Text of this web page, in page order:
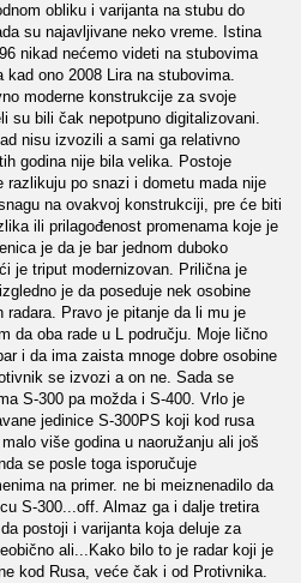
obliku i varijanta na stubu do
su najavljivane neko vreme. Istina
nikad nećemo videti na stubovima
ono 2008 Lira na stubovima.
moderne konstrukcije za svoje
su bili čak nepotpuno digitalizovani.
nisu izvozili a sami ga relativno
godina nije bila velika. Postoje
po snazi i dometu mada nije
na ovakvoj konstrukciji, pre će biti
ili prilagođenost promenama koje je
je da je bar jednom duboko
je triput modernizovan. Prilična je
je da poseduje nek osobine
radara. Pravo je pitanje da li mu je
da oba rade u L području. Moje lično
i da ima zaista mnoge dobre osobine
se izvozi a on ne. Sada se
S-300 pa možda i S-400. Vrlo je
jedinice S-300PS koji kod rusa
više godina u naoružanju ali još
se posle toga isporučuje
na primer. ne bi meiznenadilo da
S-300...off. Almaz ga i dalje tretira
postoji i varijanta koja deluje za
ali...Kako bilo to je radar koji je
kod Rusa, veće čak i od Protivnika.